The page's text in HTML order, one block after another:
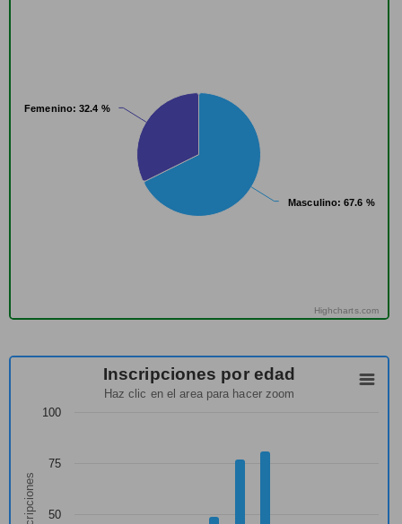
Masculino: 67.6 %
Masculino: 67.6 %
Femenino: 32.4 %
Femenino: 32.4 %
Highcharts.com
Inscripciones por edad
Haz clic en el area para hacer zoom
50
75
100